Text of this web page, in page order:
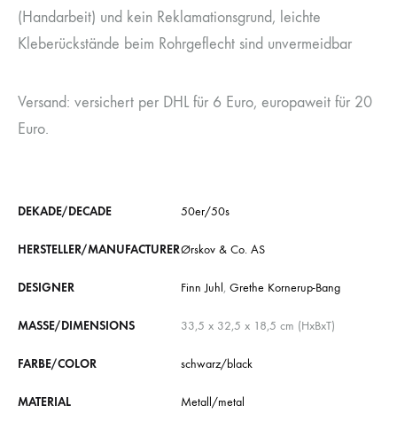
(Handarbeit) und kein Reklamationsgrund, leichte
Kleberückstände beim Rohrgeflecht sind unvermeidbar
Versand: versichert per DHL für 6 Euro, europaweit für 20
Euro.
DEKADE/DECADE 50er/50s
HERSTELLER/MANUFACTURERØrskov & Co. AS
DESIGNER Finn Juhl, Grethe Kornerup-Bang
MASSE/DIMENSIONS 33,5 x 32,5 x 18,5 cm (HxBxT)
FARBE/COLOR schwarz/black
MATERIAL Metall/metal